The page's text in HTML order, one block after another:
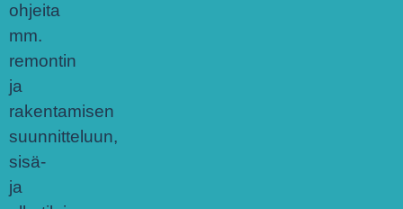
ohjeita
mm.
remontin
ja
rakentamisen
suunnitteluun,
sisä-
ja